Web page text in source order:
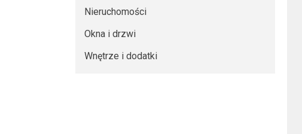
Nieruchomości
Okna i drzwi
Wnętrze i dodatki